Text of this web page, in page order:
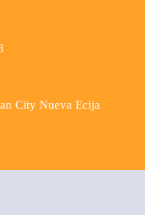
City Nueva Ecija